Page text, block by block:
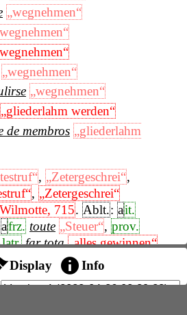
„wegnehmen“
„wegnehmen“
„wegnehmen“
„gliederlahm werden“
de membros „gliederlahm
, „Zetergeschrei“,
, „Zetergeschrei“
715. Ablt.: ait.
afrz. toute „Steuer“, prov.
far tota „alles gewinnen“
Boccia-Spiel).
Display Info